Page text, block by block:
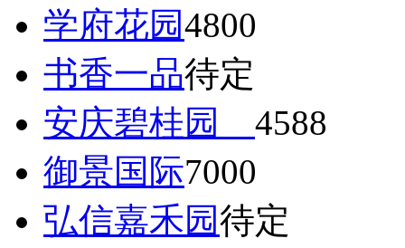
学府花园4800
书香一品待定
安庆碧桂园 4588
御景国际7000
弘信嘉禾园待定